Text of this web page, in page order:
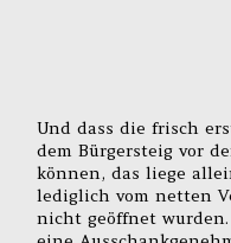
Und dass die frisch
dem Bürgersteig vor
können, das liege
lediglich vom netten
nicht geöffnet